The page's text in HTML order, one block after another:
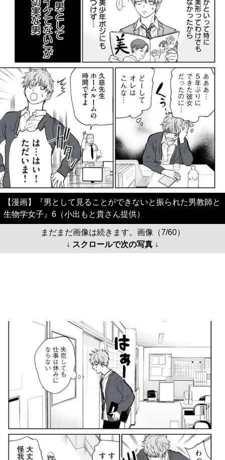
【漫画】『男として見ることができないと振られた男教師と
生物学女子』6（小出もと貴さん提供）
まだまだ画像は続きます。画像（7/60）
↓ スクロールで次の写真 ↓